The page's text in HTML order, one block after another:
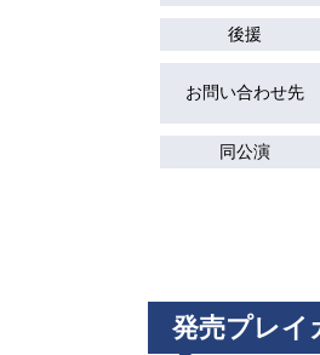
後援
お問い合わせ先
同公演
発売プレイ